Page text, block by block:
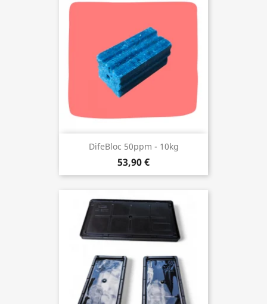
DifeBloc 50ppm - 10kg
53,90 €